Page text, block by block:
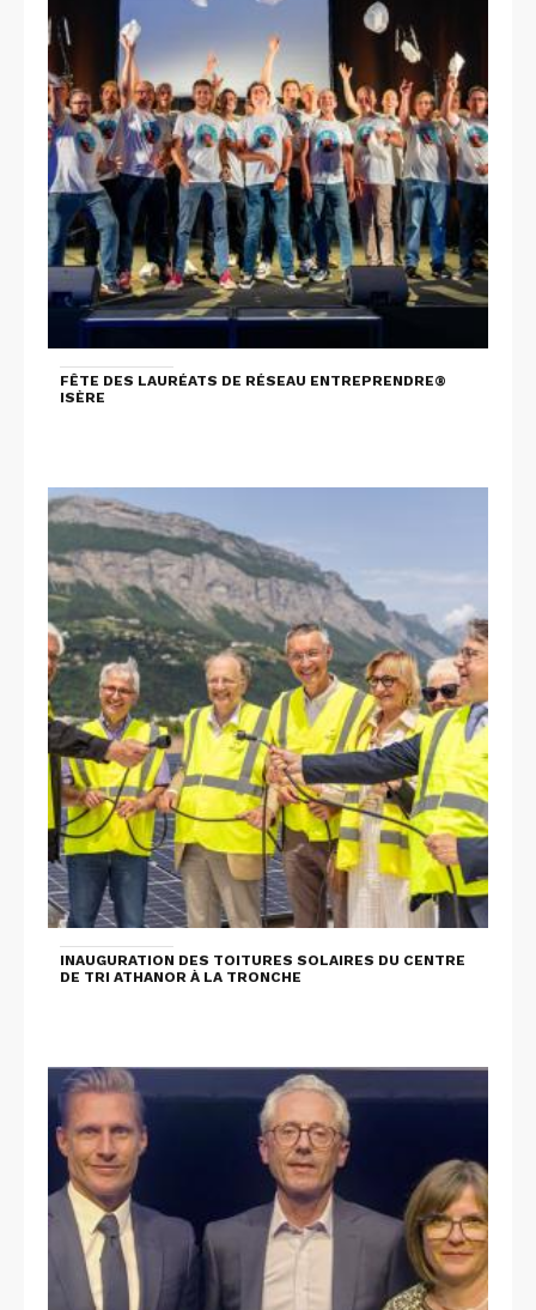
FÊTE DES LAURÉATS DE RÉSEAU ENTREPRENDRE®
ISÈRE
INAUGURATION DES TOITURES SOLAIRES DU CENTRE
DE TRI ATHANOR À LA TRONCHE